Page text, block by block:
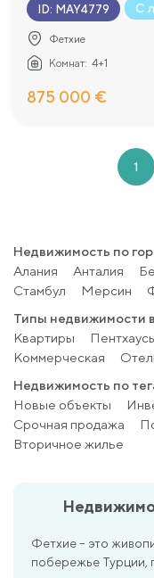
ID: MAY4779 С
Фетхие
Комнат: 4+1
875 000 €
1
Недвижимость по
Алания
Анталия
Стамбул
Мерсин
Типы недвижимости
Квартиры
Коммерческая
Недвижимость по
Новые объекты
Срочная продажа
Вторичное жилье
Фетхие – это
побережье Турции,